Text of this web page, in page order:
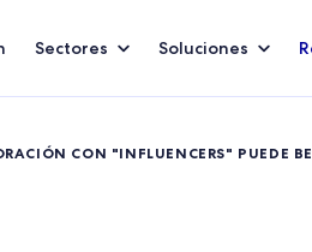
Sectores Soluciones
CON "INFLUENCERS" PUEDE